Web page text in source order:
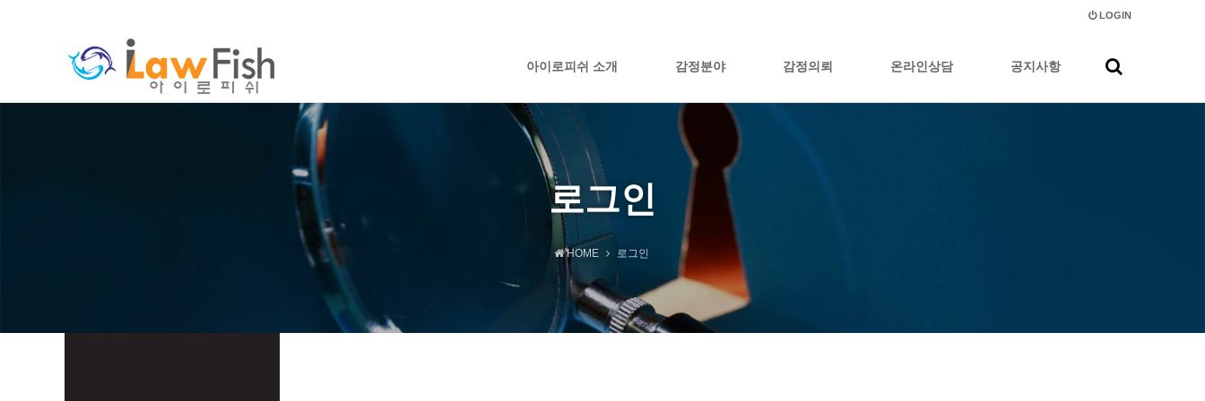
LOGIN
아이로피쉬 소개 감정분야 감정의뢰 온라인상담
하위분류
공지사항
로그인
HOME 로그인